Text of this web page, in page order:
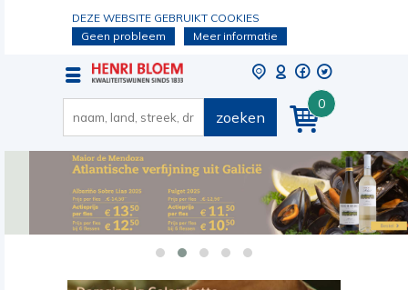
DEZE WEBSITE GEBRUIKT COOKIES
Geen probleem
Meer informatie
0
zoeken